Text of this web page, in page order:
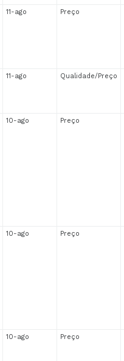
11-ago Preço
11-ago Qualidade/Preço
10-ago Preço
10-ago Preço
10-ago Preço